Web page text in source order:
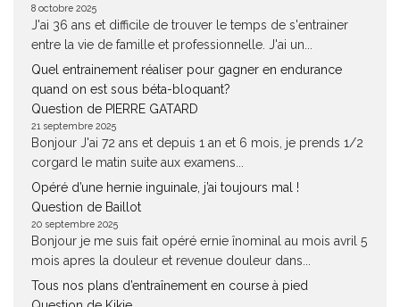
8 octobre 2025
J'ai 36 ans et difficile de trouver le temps de s'entrainer
entre la vie de famille et professionnelle. J'ai un...
Quel entrainement réaliser pour gagner en endurance
quand on est sous béta-bloquant?
Question de PIERRE GATARD
21 septembre 2025
Bonjour J'ai 72 ans et depuis 1 an et 6 mois, je prends 1/2
corgard le matin suite aux examens...
Opéré d’une hernie inguinale, j’ai toujours mal !
Question de Baillot
20 septembre 2025
Bonjour je me suis fait opéré ernie înominal au mois avril 5
mois apres la douleur et revenue douleur dans...
Tous nos plans d’entraînement en course à pied